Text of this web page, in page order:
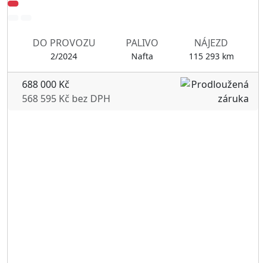
DO PROVOZU
2/2024
PALIVO
Nafta
NÁJEZD
115 293 km
688 000 Kč
568 595 Kč bez DPH